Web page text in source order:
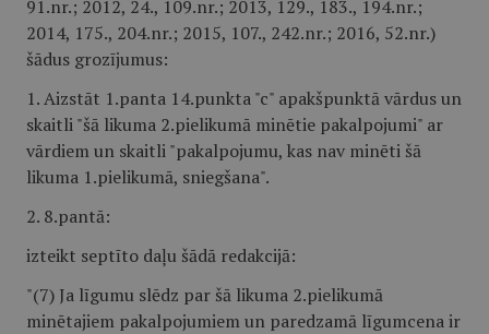
91.nr.; 2012, 24., 109.nr.; 2013, 129., 183., 194.nr.;
2014, 175., 204.nr.; 2015, 107., 242.nr.; 2016, 52.nr.)
šādus grozījumus:
1. Aizstāt 1.panta 14.punkta "c" apakšpunktā vārdus un
skaitli "šā likuma 2.pielikumā minētie pakalpojumi" ar
vārdiem un skaitli "pakalpojumu, kas nav minēti šā
likuma 1.pielikumā, sniegšana".
2. 8.pantā:
izteikt septīto daļu šādā redakcijā:
"(7) Ja līgumu slēdz par šā likuma 2.pielikumā
minētajiem pakalpojumiem un paredzamā līgumcena ir